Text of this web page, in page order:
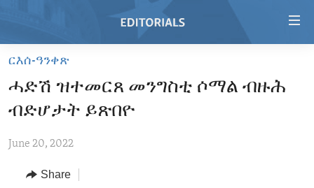
Skip
main
content
to
Navigation
REGIONS
AFRICA
TOPICS
ርእሰ-ዓንቀጽ
ሓድሽ ዝተመርጸ መንግስቲ ሶማል ብዙሕ
ብድሆታት ይጽበዮ
June 20, 2022
Share